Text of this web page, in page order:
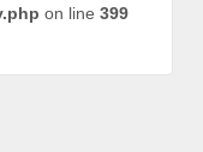
on line 399